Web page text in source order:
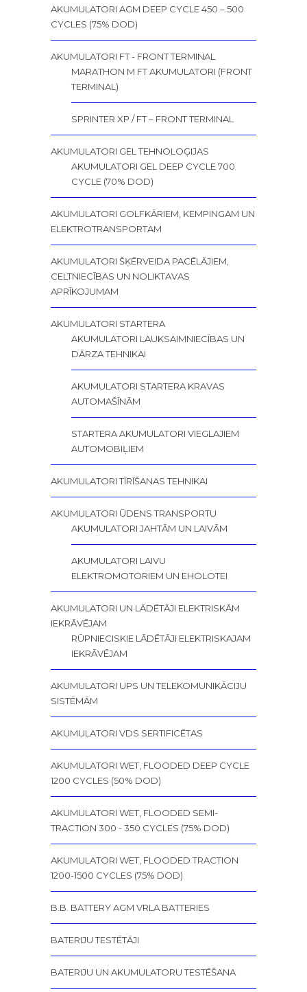
AKUMULATORI AGM DEEP CYCLE 450 – 500
CYCLES (75% DOD)
AKUMULATORI FT - FRONT TERMINAL
MARATHON M FT AKUMULATORI (FRONT
TERMINAL)
SPRINTER XP / FT – FRONT TERMINAL
AKUMULATORI GEL TEHNOLOĢIJAS
AKUMULATORI GEL DEEP CYCLE 700
CYCLE (70% DOD)
AKUMULATORI GOLFKĀRIEM, KEMPINGAM UN
ELEKTROTRANSPORTAM
AKUMULATORI ŠĶĒRVEIDA PACĒLĀJIEM,
CELTNIECĪBAS UN NOLIKTAVAS
APRĪKOJUMAM
AKUMULATORI STARTERA
AKUMULATORI LAUKSAIMNIECĪBAS UN
DĀRZA TEHNIKAI
AKUMULATORI STARTERA KRAVAS
AUTOMAŠĪNĀM
STARTERA AKUMULATORI VIEGLAJIEM
AUTOMOBIĻIEM
AKUMULATORI TĪRĪŠANAS TEHNIKAI
AKUMULATORI ŪDENS TRANSPORTU
AKUMULATORI JAHTĀM UN LAIVĀM
AKUMULATORI LAIVU
ELEKTROMOTORIEM UN EHOLOTEI
AKUMULATORI UN LĀDĒTĀJI ELEKTRISKĀM
IEKRĀVĒJAM
RŪPNIECISKIE LĀDĒTĀJI ELEKTRISKAJAM
IEKRĀVĒJAM
AKUMULATORI UPS UN TELEKOMUNIKĀCIJU
SISTĒMĀM
AKUMULATORI VDS SERTIFICĒTAS
AKUMULATORI WET, FLOODED DEEP CYCLE
1200 CYCLES (50% DOD)
AKUMULATORI WET, FLOODED SEMI-
TRACTION 300 - 350 CYCLES (75% DOD)
AKUMULATORI WET, FLOODED TRACTION
1200-1500 CYCLES (75% DOD)
B.B. BATTERY AGM VRLA BATTERIES
BATERIJU TESTĒTĀJI
BATERIJU UN AKUMULATORU TESTĒŠANA